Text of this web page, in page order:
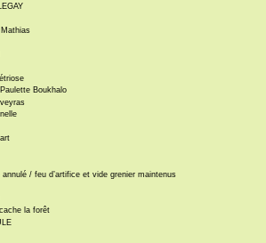
Boukhalo
/ feu d’artifice et vide grenier maintenus
la forêt